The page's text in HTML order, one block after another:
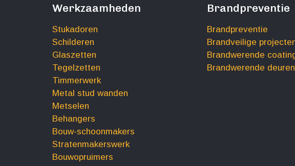
Werkzaamheden
Stukadoren
Schilderen
Glaszetten
Tegelzetten
Timmerwerk
Metal stud wanden
Metselen
Behangers
Bouw-schoonmakers
Stratenmakerswerk
Bouwopruimers
Brandpreventie
Brandpreventie
Brandveilige
Brandwerende
Brandwerende deuren